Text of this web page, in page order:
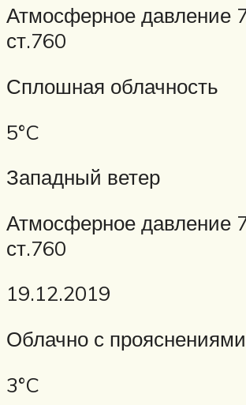
Атмосферное давление
ст.760
Сплошная облачность
5°C
Западный ветер
Атмосферное давление
ст.760
19.12.2019
Облачно с прояснениями
3°C